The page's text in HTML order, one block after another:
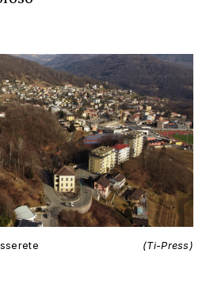
(Ti-Press)